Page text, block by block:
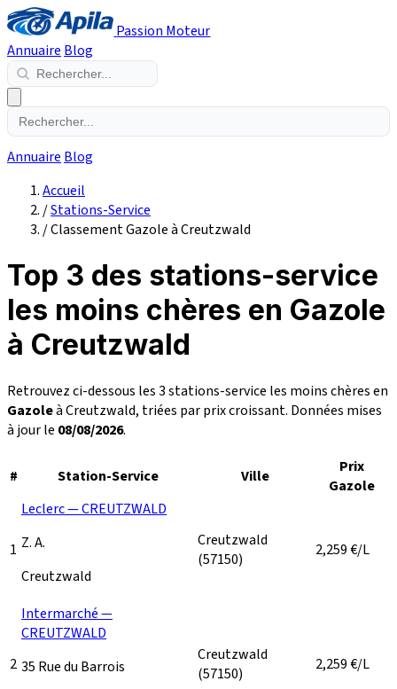
Passion Moteur
Annuaire Blog
Annuaire Blog
Accueil
/Stations-Service
/Classement Gazole à Creutzwald
Top 3 des stations-service
les moins chères en Gazole
à Creutzwald
Retrouvez ci-dessous les 3 stations-service les moins chères en
Gazoleà Creutzwald, triées par prix croissant. Données mises
à jour le 08/08/2026.
# Station-Service Ville
Prix
Gazole
1
Leclerc — CREUTZWALD
Z. A.
Creutzwald
Creutzwald
(57150)
2,259€/L
2
Intermarché —
CREUTZWALD
35 Rue du Barrois
Creutzwald
(57150)
2,259€/L